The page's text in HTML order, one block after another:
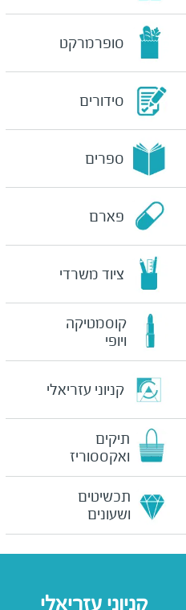
סופרמרקט
סידורים
ספרים
פארם
ציוד משרדי
קוסמטיקה
ויופי
קניוני עזריאלי
תיקים
ואקססוריז
תכשיטים
ושעונים
קניוני עזריאלי